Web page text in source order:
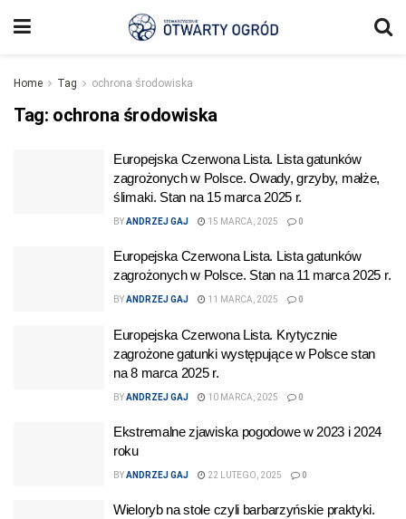
Home Tag ochrona środowiska
Tag: ochrona środowiska
Europejska Czerwona Lista. Lista gatunków
zagrożonych w Polsce. Owady, grzyby, małże,
ślimaki. Stan na 15 marca 2025 r.
BYANDRZEJ GAJ 15 MARCA, 2025 0
Europejska Czerwona Lista. Lista gatunków
zagrożonych w Polsce. Stan na 11 marca 2025 r.
BYANDRZEJ GAJ 11 MARCA, 2025 0
Europejska Czerwona Lista. Krytycznie
zagrożone gatunki występujące w Polsce stan
na 8 marca 2025 r.
BYANDRZEJ GAJ 10 MARCA, 2025 0
Ekstremalne zjawiska pogodowe w 2023 i 2024
roku
BYANDRZEJ GAJ 22 LUTEGO, 2025 0
Wieloryb na stole czyli barbarzyńskie praktyki.